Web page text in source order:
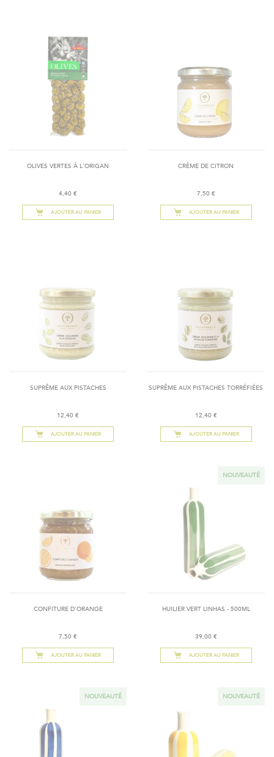
OLIVES VERTES À L'ORIGAN
4,40 €
AJOUTER AU PANIER
CRÈME DE CITRON
7,50 €
AJOUTER AU PANIER
SUPRÊME AUX PISTACHES
12,40 €
AJOUTER AU PANIER
SUPRÊME AUX PISTACHES TORRÉFIÉES
12,40 €
AJOUTER AU PANIER
CONFITURE D'ORANGE
7,50 €
AJOUTER AU PANIER
NOUVEAUTÉ
HUILIER VERT LINHAS - 500ML
39,00 €
AJOUTER AU PANIER
NOUVEAUTÉ NOUVEAUTÉ